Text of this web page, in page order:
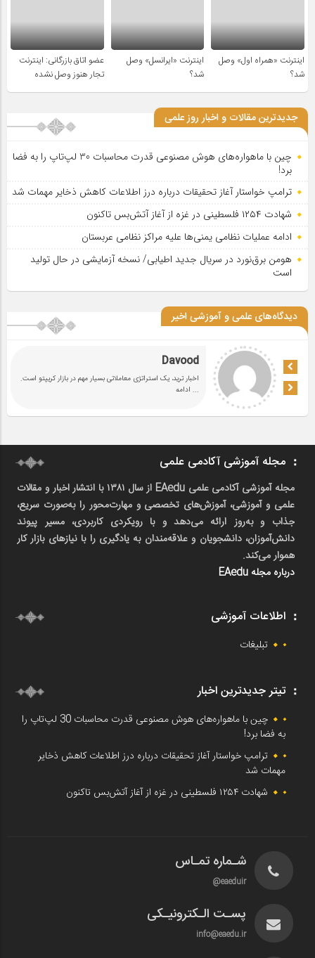
اینترنت «همراه اول» وصل
شد؟
اینترنت «ایرانسل» وصل
شد؟
عضو اتاق بازرگانی: اینترنت
تجار هنوز وصل نشده
جدیدترین مقالات و اخبار روز علمی
چین با ماهواره‌های هوش مصنوعی قدرت محاسبات 30 لپ‌تاپ را به فضا
برد!
ترامپ خواستار آغاز تحقیقات درباره درز اطلاعات کاهش ذخایر مهمات شد
شهادت ۱۲۵۴ فلسطینی در غزه از آغاز آتش‌بس تاکنون
ادامه عملیات نظامی یمنی‌ها علیه مراکز نظامی عربستان
هومن برق‌نورد در سریال جدید اطیابی/ نسخه آزمایشی در حال تولید
است
دیدگاه‌های علمی و آموزشی اخیر
Davood
اخبار ترید، یک استراتژی معاملاتی بسیار مهم در بازار کریپتو است.
... ادامه
مجله آموزشی آکادمی علمی
مجله آموزشی آکادمی علمی EAedu از سال ۱۳۸۱ با انتشار اخبار و مقالات
علمی و آموزشی، آموزش‌های تخصصی و مهارت‌محور را به‌صورت سریع،
جذاب و به‌روز ارائه می‌دهد و با رویکردی کاربردی، مسیر پیوند
دانش‌آموزان، دانشجویان و علاقه‌مندان به یادگیری را با نیازهای بازار کار
هموار می‌کند.
درباره مجله EAedu
اطلاعات آموزشی
تبلیغات
تیتر جدیدترین اخبار
چین با ماهواره‌های هوش مصنوعی قدرت محاسبات 30 لپ‌تاپ را
به فضا برد!
ترامپ خواستار آغاز تحقیقات درباره درز اطلاعات کاهش ذخایر
مهمات شد
شهادت ۱۲۵۴ فلسطینی در غزه از آغاز آتش‌بس تاکنون
شـماره تمـاس
eaeduir@
پسـت الـکترونیـکی
info@eaedu.ir